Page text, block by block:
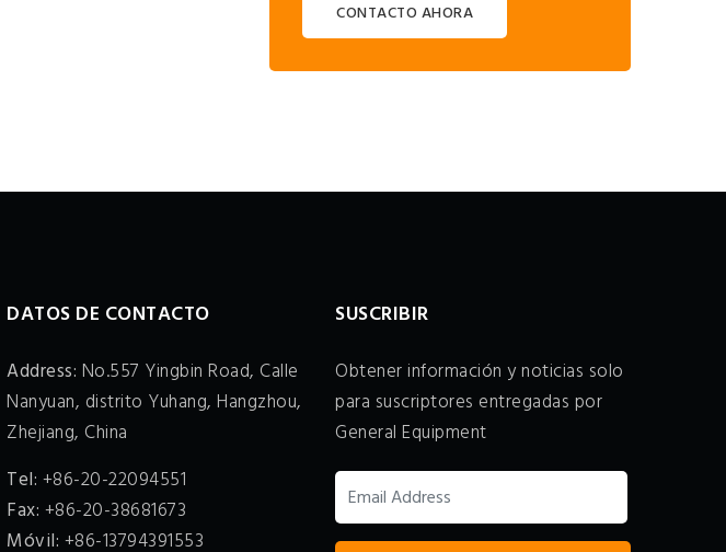
CONTACTO AHORA
DATOS DE CONTACTO
Address: No.557 Yingbin Road, Calle
Nanyuan, distrito Yuhang, Hangzhou,
Zhejiang, China
Tel: +86-20-22094551
Fax: +86-20-38681673
Móvil: +86-13794391553
SUSCRIBIR
Obtener información y noticias solo
para suscriptores entregadas por
General Equipment